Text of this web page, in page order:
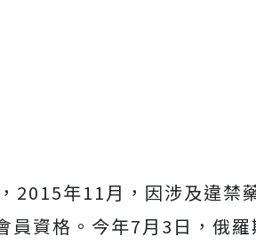
2015年11月，因涉及違禁
員資格。今年7月3日，俄